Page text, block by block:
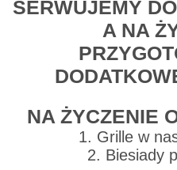
SERWUJEMY
A NA
NA ŻYCZENIE
1. Grille w
2. Biesiady